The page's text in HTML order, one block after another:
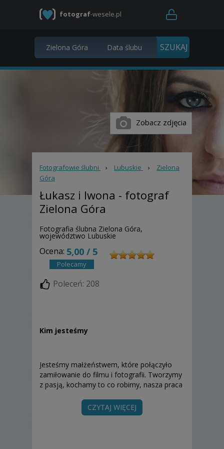
fotograf-wesele.pl
Zobacz zdjęcia
Fotografowie ślubni › Lubuskie ›
Zielona
Góra
Łukasz i Iwona - fotograf
Zielona Góra
Fotografia ślubna Zielona Góra,
województwo Lubuskie
Ocena: 5,00 / 5
Polecamy
Poleceń: 208
Kim jesteśmy
Jesteśmy małżeństwem, które połączyło
zamiłowanie do filmu i fotografii. Tworzymy
z pasją, kochamy to co robimy, nasza praca
naszą pasją!!! Trzy lata temu dołączył do nas
kolega po szkole filmowej, z którym razem
CZYTAJ WIĘCEJ